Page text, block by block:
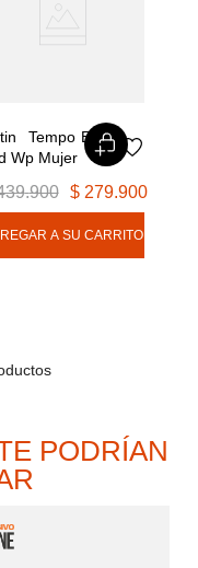
Tempo Exp
Wp Mujer
.900 $ 279.900
PODRÍAN